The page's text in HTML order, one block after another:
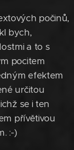
počinů,
bych,
a to s
pocitem
efektem
určitou
se i ten
přívětivou
:-)